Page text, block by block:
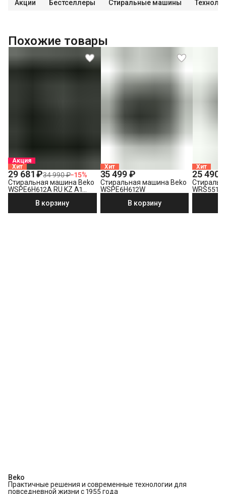
Акции Бестселлеры Стиральные машины
Похожие товары
Акция
Хит
29 681 ₽34 990 ₽−15%
Стиральная машина Beko
WSPE6H612A RU KZ A1
В корзину
Хит
35 499 ₽
Стиральная машина Beko
WSPE6H612W
В корзину
Хит
25 490
Beko
Практичные решения и современные технологии для
повседневной жизни с 1955 года